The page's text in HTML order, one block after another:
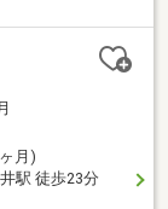
月)
駅 徒歩23分